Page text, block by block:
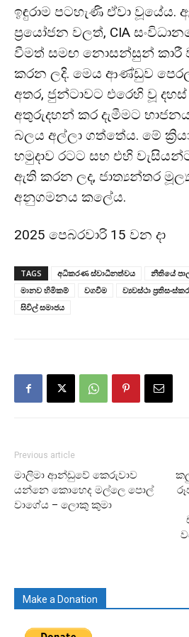
ඉඳුරාම පටහැණි ඒවා වූයේය.
ප්‍රයෝජන වලත්, CIA
වීමත් සමඟ නොසන්සුන් කාරී
කරන ලදි. මෙය ආණ්ඩුව
අතර, ජුන්ටාවට එරෙහි වූ
අතුරුදහන් කර දැමීමට
බලය අල්ලා ගත්තේය. මේ
හමුදාව රටට සහ එහි
ඇති කරන ලද, ජාත්‍යන්තර
අනුගමනය කලේය.
2025 පෙබරවාරි 15 වන දා
TAGS අධිකරණ ස්වාධීනත්වය නීතියේ
මානව හිමිකම්
වගවීම ව්‍යවස්ථා
සිවිල් සමාජය
Previous article
මාලිමා ආන්ඩුවේ කෙරුවාව
යන්නෙ කොහෙද මල්ලෙ පොල්
වාගේය – ලොකු කුමා
Make a Donation